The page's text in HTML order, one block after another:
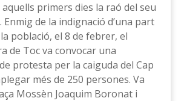
aquells primers dies la raó del seu
de la indignació d’una part
població, el 8 de febrer, el
de Toc va convocar una
protesta per la caiguda del Cap
més de 250 persones. Va
Mossèn Joaquim Boronat i